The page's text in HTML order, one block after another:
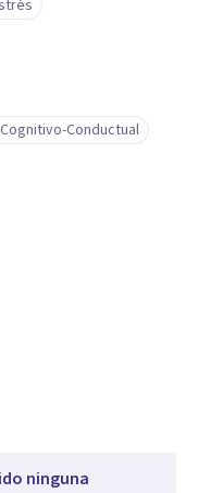
en áreas clínica,
sensible y en
emocional.
Conductual
ninguna